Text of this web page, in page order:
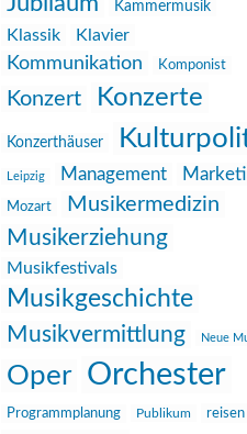
Kammermusik
Klassik Klavier
Kommunikation Komponist
Konzert Konzerte
Konzerthäuser
Leipzig Management
Mozart Musikermedizin
Musikerziehung
Musikfestivals
Musikgeschichte
Musikvermittlung Neue
Oper Orchester
Programmplanung Publikum reisen